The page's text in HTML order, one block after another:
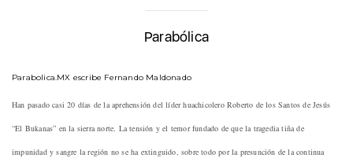
Parabólica
Parabolica.MX escribe Fernando Maldonado
Han pasado casi 20 días de la aprehensión del líder huachicolero Roberto de los Santos de Jesús
“El Bukanas” en la sierra norte. La tensión y el temor fundado de que la tragedia tiña de
impunidad y sangre la región no se ha extinguido, sobre todo por la presunción de la continua